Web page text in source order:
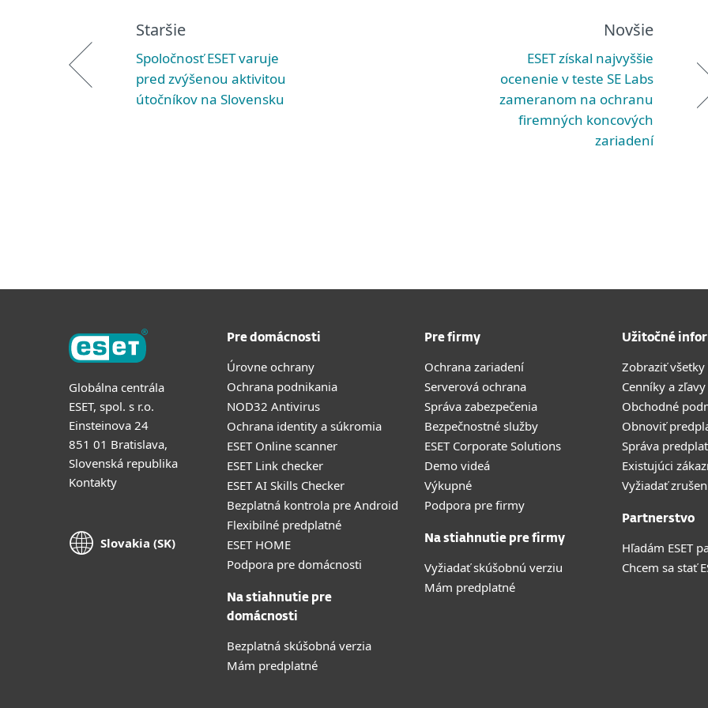
Staršie
Spoločnosť ESET varuje
pred zvýšenou aktivitou
útočníkov na Slovensku
Novšie
ESET získal najvyššie
ocenenie v teste SE Labs
zameranom na ochranu
firemných koncových
zariadení
Globálna centrála
ESET, spol. s r.o.
Einsteinova 24
851 01 Bratislava,
Slovenská republika
Kontakty
Slovakia (SK)
Pre domácnosti
Úrovne ochrany
Ochrana podnikania
NOD32 Antivirus
Ochrana identity a súkromia
ESET Online scanner
ESET Link checker
ESET AI Skills Checker
Bezplatná kontrola pre Android
Flexibilné predplatné
ESET HOME
Podpora pre domácnosti
Na stiahnutie pre
domácnosti
Bezplatná skúšobná verzia
Mám predplatné
Pre firmy
Ochrana zariadení
Serverová ochrana
Správa zabezpečenia
Bezpečnostné služby
ESET Corporate Solutions
Demo videá
Výkupné
Podpora pre firmy
Na stiahnutie pre firmy
Vyžiadať skúšobnú verziu
Mám predplatné
Užitočné
Zobraziť
Cenníky a zľavy
Obchodné
Obnoviť
Správa
Existujúci
Vyžiadať
Partnerstvo
Hľadám ESET
Chcem sa stať